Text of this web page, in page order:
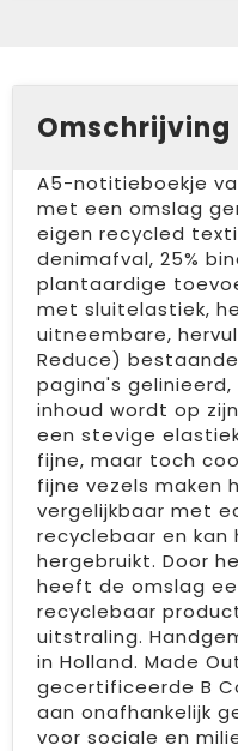
Omschrijving
A5-notitieboekje
met een omslag
eigen recycled
denimafval, 25%
plantaardige
met sluitelastiek,
uitneembare,
Reduce)
pagina's
inhoud wordt op
een stevige
fijne, maar toch
fijne vezels maken
vergelijkbaar met
recyclebaar en kan
hergebruikt. Door
heeft de omslag
recyclebaar
uitstraling.
in Holland. Made
gecertificeerde B
aan onafhankelijk
voor sociale en